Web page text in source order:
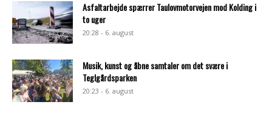
Asfaltarbejde spærrer Taulovmotorvejen mod Kolding i
to uger
20:28 - 6. august
Musik, kunst og åbne samtaler om det svære i
Teglgårdsparken
20:23 - 6. august